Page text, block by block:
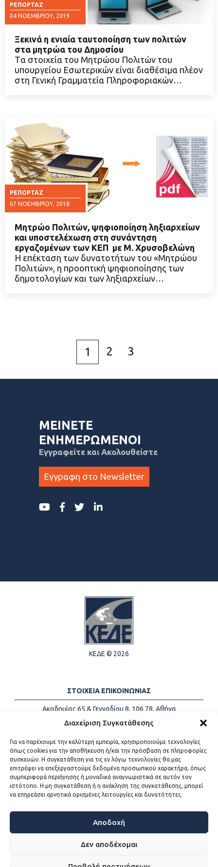
Διαχείριση Συγκατάθεσης
Για να παρέχουμε την καλύτερη εμπειρία, χρησιμοποιούμε τεχνολογίες
όπως cookies για την αποθήκευση ή/και την πρόσβαση σε πληροφορίες
συσκευών. Η συγκατάθεση για τις εν λόγω τεχνολογίες θα μας
επιτρέψει να επεξεργαστούμε δεδομένα προσωπικού χαρακτήρα, όπως
συμπεριφορά περιήγησης ή μοναδικά αναγνωριστικά σε αυτόν τον
ιστότοπο. Η μη συγκατάθεση ή η ανάκληση της συγκατάθεσης, μπορεί
να επηρεάσει αρνητικά ορισμένες λειτουργίες και δυνατότητες.
Αποδοχή
Δεν αποδέχομαι
ΡΕΠΟΡΤΆΖ
04 ΝΟΕΜΒΡΊΟΥ, 2019
ΔΙΑΒΑΣΤΕ ΠΕΡΙΣΣΟΤΕΡΑ
Ξεκινά η ενιαία ταυτοποίηση των πολιτών
στα μητρώα του Δημοσίου
Tα στοιχεία του Μητρώου Πολιτών του
υπουργείου Εσωτερικών είναι διαθέσιμα πλέον
στη Γενική Γραμματεία Πληροφοριακών…
ΡΕΠΟΡΤΆΖ
07 ΝΟΕΜΒΡΊΟΥ, 2018
ΔΙΑΒΑΣΤΕ ΠΕΡΙΣΣΟΤΕΡΑ
Μητρώο Πολιτών, ψηφιοποίηση ληξιαρχείων
και υποστελέχωση στη συνάντηση
εργαζομένων των ΚΕΠ με Μ. Χρυσοβελώνη
Η επέκταση των δυνατοτήτων του «Μητρώου
Πολιτών», η προοπτική ψηφιοποίησης των
δημοτολογίων και των ληξιαρχείων…
1 2 3
ΜΕΙΝΕΤΕ
ΕΝΗΜΕΡΩΜΕΝΟΙ
Εγγραφείτε και Ακολουθείστε
Εγγραφη στο Newsletter
ΚΕΔΕ © 2026
ΣΤΟΙΧΕΙΑ ΕΠΙΚΟΙΝΩΝΙΑΣ
Ακαδημίας 65 & Γενναδίου 8, 106 78, Αθήνα
Τηλέφωνα:
+30 213-2147500
Email:
info@kede.gr
ΧΡΗΣΙΜΟΙ ΣΥΝΔΕΣΜΟΙ
Η ΚΕΔΕ
Sitemap
Προσβασιμότητα
Όροι χρήσης